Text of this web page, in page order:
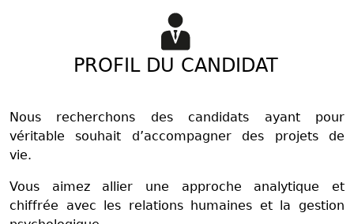
PROFIL DU CANDIDAT
Nous recherchons des candidats ayant pour
véritable souhait d’accompagner des projets de
vie.
Vous aimez allier une approche analytique et
chiffrée avec les relations humaines et la gestion